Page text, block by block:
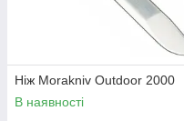
Ніж Morakniv Outdoor 2000
В наявності